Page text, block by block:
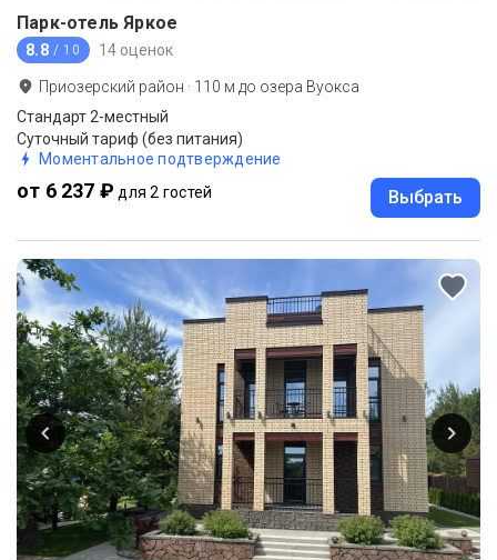
Парк-отель Яркое
8.8 / 10 14 оценок
Приозерский район · 110 м до озера Вуокса
Стандарт 2-местный
Суточный тариф (без питания)
Моментальное подтверждение
от 6 237 ₽ для 2 гостей Выбрать